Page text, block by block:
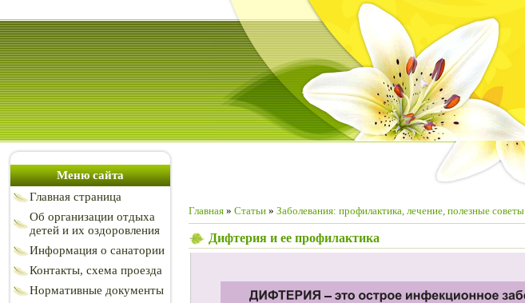
Меню сайта
Главная страница
Об организации отдыха
детей и их оздоровления
Информация о санатории
Контакты, схема проезда
Нормативные документы
Главная » Статьи » Заболевания: профилактика, лечение, полезные советы
Дифтерия и ее профилактика